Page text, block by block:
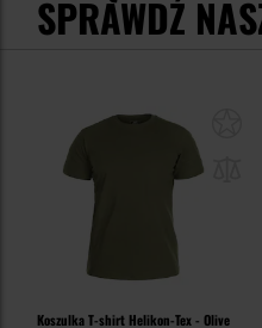
SPRAWDŹ
Koszulka T-shirt Helikon-Tex - Olive